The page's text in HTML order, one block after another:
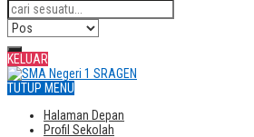
KELUAR
TUTUP MENU
Halaman Depan
Profil Sekolah